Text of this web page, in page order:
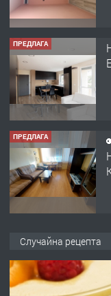
ПРЕДЛАГА
ПРЕДЛАГА
Случайна рецепта